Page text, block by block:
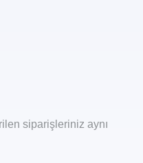
siparişleriniz aynı